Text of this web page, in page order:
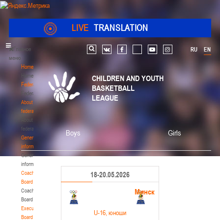
LIVE TRANSLATION
Главное
меню
Home
Home
Federation
Federation
About
federation
About
federation
General
information
General
information
Coaching
Board
Coaching
Board
Executive
Board
RU EN
Search vk facebook youtube instagram
CHILDREN AND YOUTH
BASKETBALL
LEAGUE
Boys Girls
18-20.05.2026
Минск
U-16 , юноши